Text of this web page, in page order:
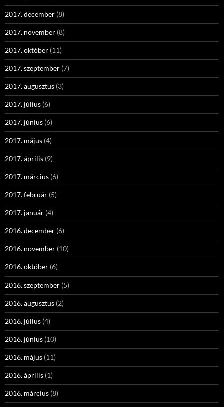
2017. december (8)
2017. november (8)
2017. október (11)
2017. szeptember (7)
2017. augusztus (3)
2017. július (6)
2017. június (6)
2017. május (4)
2017. április (9)
2017. március (6)
2017. február (5)
2017. január (4)
2016. december (6)
2016. november (10)
2016. október (6)
2016. szeptember (5)
2016. augusztus (2)
2016. július (4)
2016. június (10)
2016. május (11)
2016. április (1)
2016. március (8)